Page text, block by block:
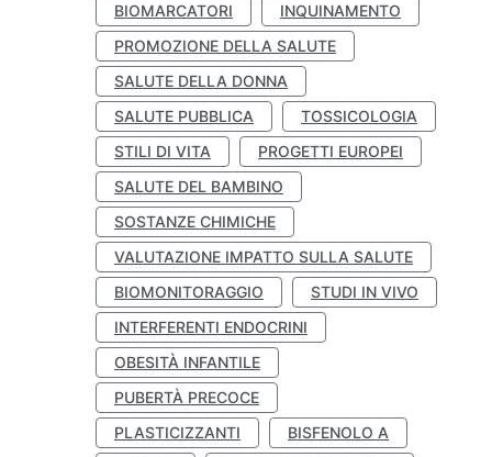
BIOMARCATORI
INQUINAMENTO
PROMOZIONE DELLA SALUTE
SALUTE DELLA DONNA
SALUTE PUBBLICA
TOSSICOLOGIA
STILI DI VITA
PROGETTI EUROPEI
SALUTE DEL BAMBINO
SOSTANZE CHIMICHE
VALUTAZIONE IMPATTO SULLA SALUTE
BIOMONITORAGGIO
STUDI IN VIVO
INTERFERENTI ENDOCRINI
OBESITÀ INFANTILE
PUBERTÀ PRECOCE
PLASTICIZZANTI
BISFENOLO A